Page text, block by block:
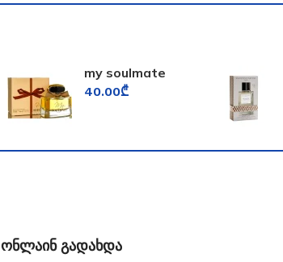
my soulmate
fragrance world
40.00₾
ონლაინ გადახდა